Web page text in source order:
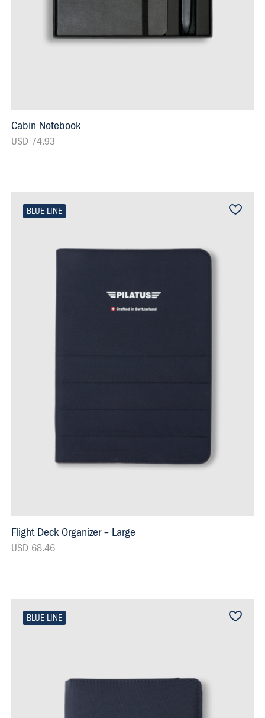
Cabin Notebook
USD 74.93
BLUE LINE
Flight Deck Organizer – Large
USD 68.46
BLUE LINE